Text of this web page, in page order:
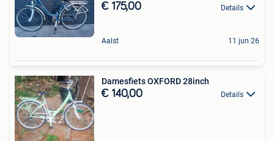
€ 175,00 Details
Aalst 11 jun 26
Damesfiets OXFORD 28inch
€ 140,00 Details